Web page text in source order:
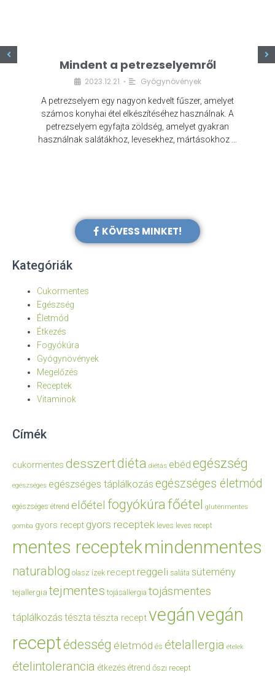
Mindent a petrezselyemről
2023.12.21. • Gyógynövények
A petrezselyem egy nagyon kedvelt fűszer, amelyet
számos konyhai étel elkészítéséhez használnak. A
petrezselyem egyfajta zöldség, amelyet gyakran
használnak salátákhoz, levesekhez, mártásokhoz …
KÖVESS MINKET!
Kategóriák
Cukormentes
Egészség
Életmód
Étkezés
Fogyókúra
Gyógynövények
Megelőzés
Receptek
Vitaminok
Címék
cukormentes desszertdiéta diétás ebéd egészség
egészséges egészséges táplálkozás egészséges életmód
egészséges étrend előétel fogyókúrafőétel gluténmentes
gomba gyors recept gyors receptek leves leves recept
mentes receptekmindenmentes
naturablog olasz ízek recept reggeli saláta sütemény
tejallergia tejmentes tojásallergia tojásmentes
táplálkozás tészta tészta receptvegánvegán
receptédesség életmód és ételallergia ételek
ételintolerancia étkezés étrend őszi recept